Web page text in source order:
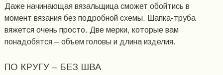
Даже начинающая вязальщица сможет обойтись в
момент вязания без подробной схемы. Шапка-труба
вяжется очень просто. Две мерки, которые вам
понадобятся – объем головы и длина изделия.
ПО КРУГУ – БЕЗ ШВА